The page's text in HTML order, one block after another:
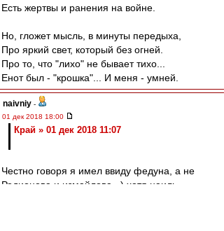
Есть жертвы и ранения на войне.
Но, гложет мысль, в минуты передыха,
Про яркий свет, который без огней.
Про то, что "лихо" не бывает тихо...
Енот был - "крошка"... И меня - умней.
naivniy -
01 дек 2018 18:00
Край » 01 дек 2018 11:07
Честно говоря я имел ввиду федуна, а не
Родионова и измайлова =) хотя наиль